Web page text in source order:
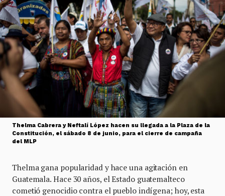
Thelma Cabrera y Neftalí López hacen su llegada a la Plaza de la
Constitución, el sábado 8 de junio, para el cierre de campaña
del MLP
Thelma gana popularidad y hace una agitación en
Guatemala. Hace 30 años, el Estado guatemalteco
cometió genocidio contra el pueblo indígena; hoy, esta